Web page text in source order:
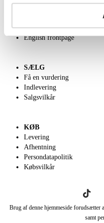
Velgørenhed
English frontpage
SÆLG
Få en vurdering
Indlevering
Salgsvilkår
KØB
Levering
Afhentning
Persondatapolitik
Købsvilkår
Brug af denne hjemmeside forudsætter
samt